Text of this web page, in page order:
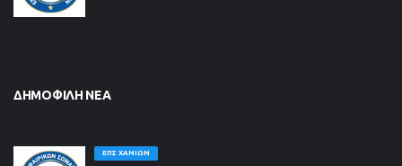
ΔΗΜΟΦΙΛΉ ΝΈΑ
ΕΠΣ ΧΑΝΊΩΝ